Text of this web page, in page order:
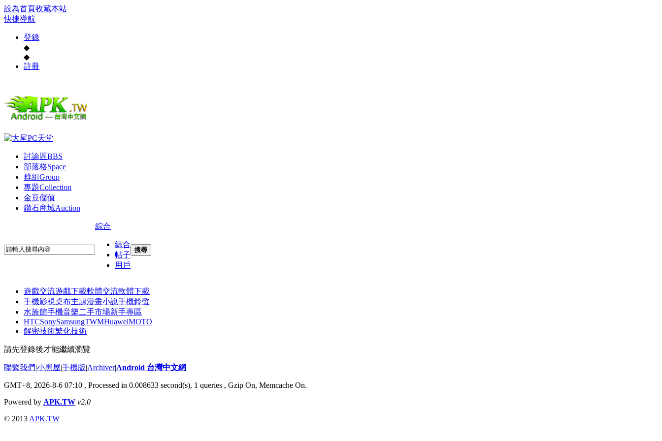
設為首頁收藏本站
快捷導航
登錄
◆
◆
註冊
討論區BBS
部落格Space
群組Group
專題Collection
金豆儲值
鑽石商城Auction
綜合
綜合
帖子
用戶
搜尋
遊戲交流遊戲下載軟體交流軟體下載
手機影視桌布主題漫畫小說手機鈴聲
水族館手機音樂二手市場新手專區
HTCSonySamsungTWMHuaweiMOTO
解密技術繁化技術
請先登錄後才能繼續瀏覽
聯繫我們|小黑屋|手機版|Archiver|Android 台灣中文網
GMT+8, 2026-8-6 07:10 , Processed in 0.008633 second(s), 1 queries , Gzip On, Memcache On.
Powered by APK.TW v2.0
© 2013 APK.TW